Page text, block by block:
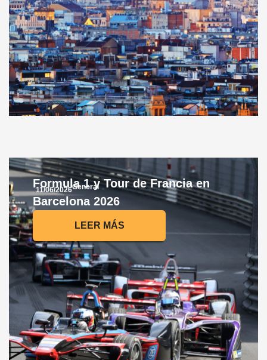
11/06/2026General
Formula 1 y Tour de Francia en
Barcelona 2026
LEER MÁS